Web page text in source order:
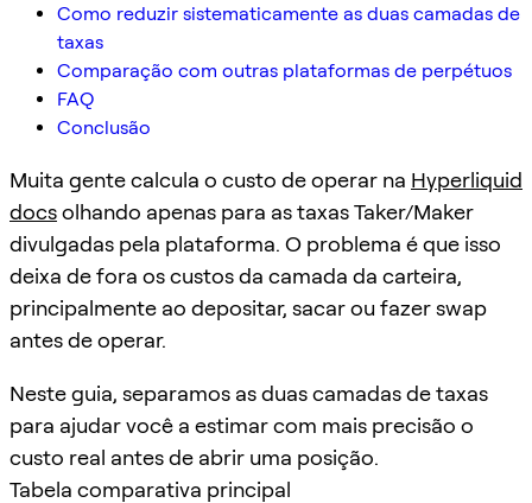
Como reduzir sistematicamente as duas camadas de
taxas
Comparação com outras plataformas de perpétuos
FAQ
Conclusão
Muita gente calcula o custo de operar na Hyperliquid
docsolhando apenas para as taxas Taker/Maker
divulgadas pela plataforma. O problema é que isso
deixa de fora os custos da camada da carteira,
principalmente ao depositar, sacar ou fazer swap
antes de operar.
Neste guia, separamos as duas camadas de taxas
para ajudar você a estimar com mais precisão o
custo real antes de abrir uma posição.
Tabela comparativa principal